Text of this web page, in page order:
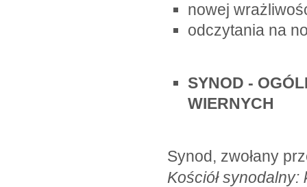
nowej
odczytania na
SYNOD -
WIERNYCH
Synod, zwołany
Kościół